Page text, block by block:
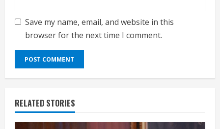
Save my name, email, and website in this
browser for the next time I comment.
RELATED STORIES